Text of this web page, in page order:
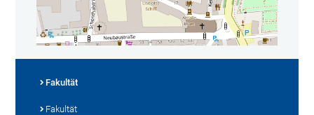
Fakultät
Fakultät